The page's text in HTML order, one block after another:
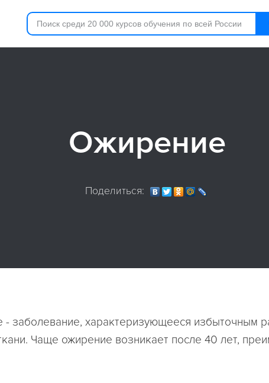
Ожирение
Поделиться:
заболевание, характеризующееся избыточным
Чаще ожирение возникает после 40 лет,